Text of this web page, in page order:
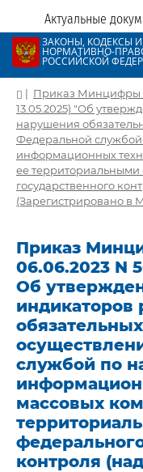
Актуальные
ЗАКОНЫ, КОДЕКСЫ И
НОРМАТИВНО-
РОССИЙСКОЙ
| Приказ Минцифры
13.05.2025) "Об
нарушения
Федеральной службой
информационных
ее
государственного
(Зарегистрировано в
Приказ
06.06.2023 N
Об
индикаторов
службой по
массовых
контроля